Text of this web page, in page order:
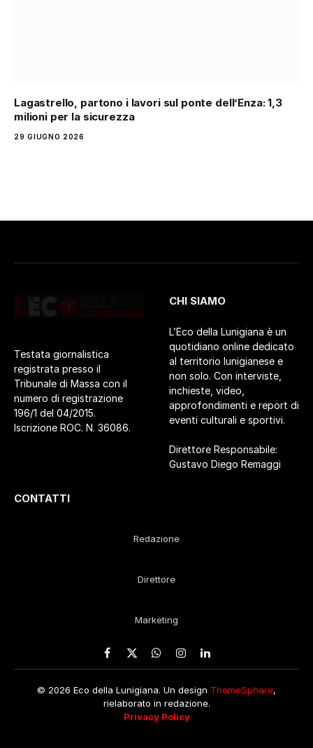
Lagastrello, partono i lavori sul ponte dell’Enza: 1,3
milioni per la sicurezza
29 GIUGNO 2026
Testata giornalistica
registrata presso il
Tribunale di Massa con il
numero di registrazione
196/1 del 04/2015.
Iscrizione ROC. N. 36086.
CHI SIAMO
L’Eco della Lunigiana è un
quotidiano online dedicato
al territorio lunigianese e
non solo. Con interviste,
inchieste, video,
approfondimenti e report di
eventi culturali e sportivi.
Direttore Responsabile:
Gustavo Diego Remaggi
CONTATTI
Redazione
Direttore
Marketing
Facebook
X
WhatsApp
Instagram
LinkedIn
© 2026 Eco della Lunigiana. Un design ThemeSphere,
rielaborato in redazione.
Privacy Policy